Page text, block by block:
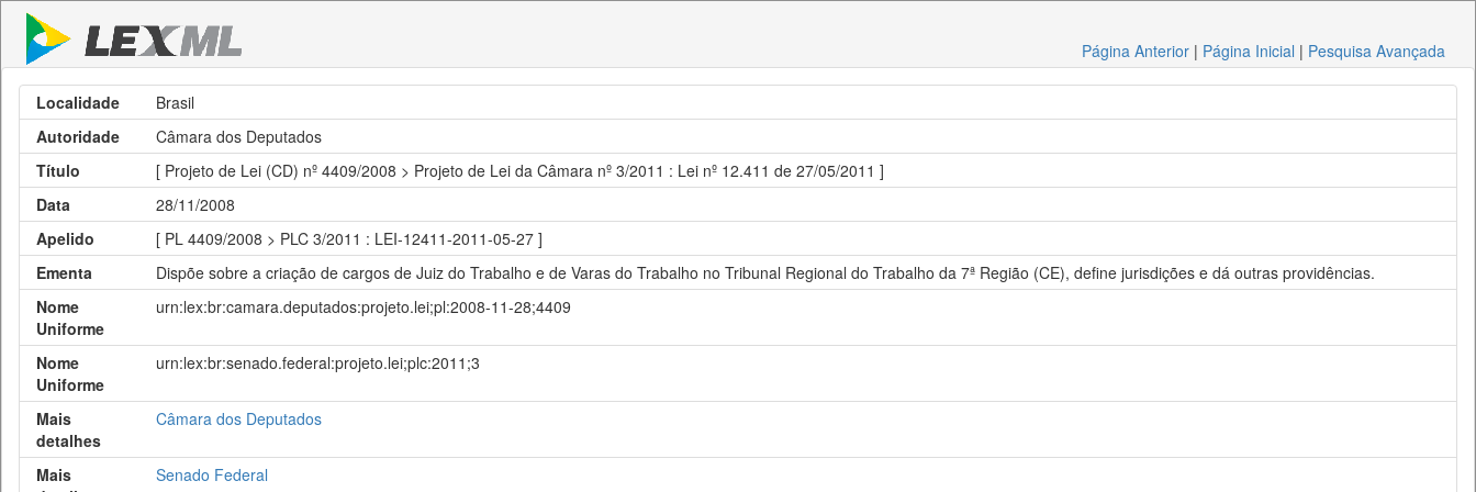
Página Anterior | Página Inicial | Pesquisa Avançada
Localidade
Brasil
Autoridade
Câmara dos Deputados
Título
[ Projeto de Lei (CD) nº 4409/2008 > Projeto de Lei da Câmara nº 3/2011 : Lei nº 12.411 de 27/05/2011 ]
Data
28/11/2008
Apelido
[ PL 4409/2008 > PLC 3/2011 : LEI-12411-2011-05-27 ]
Ementa
Dispõe sobre a criação de cargos de Juiz do Trabalho e de Varas do Trabalho no Tribunal Regional do Trabalho da 7ª Região (CE), define jurisdições e dá outras providências.
Nome
Uniforme
urn:lex:br:camara.deputados:projeto.lei;pl:2008-11-28;4409
Nome
Uniforme
urn:lex:br:senado.federal:projeto.lei;plc:2011;3
Mais
detalhes
Câmara dos Deputados
Mais
Senado Federal